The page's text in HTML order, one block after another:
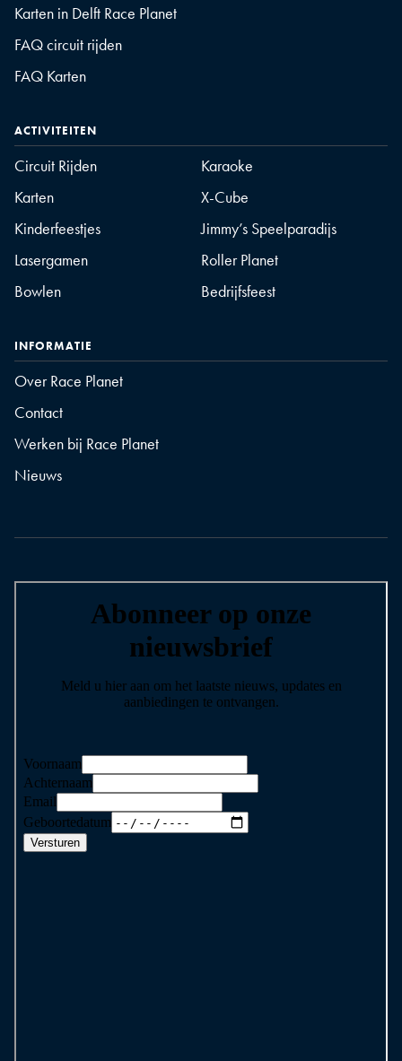
Karten in Delft Race Planet
FAQ circuit rijden
FAQ Karten
ACTIVITEITEN
Circuit Rijden
Karaoke
Karten
X-Cube
Kinderfeestjes
Jimmy’s Speelparadijs
Lasergamen
Roller Planet
Bowlen
Bedrijfsfeest
INFORMATIE
Over Race Planet
Contact
Werken bij Race Planet
Nieuws